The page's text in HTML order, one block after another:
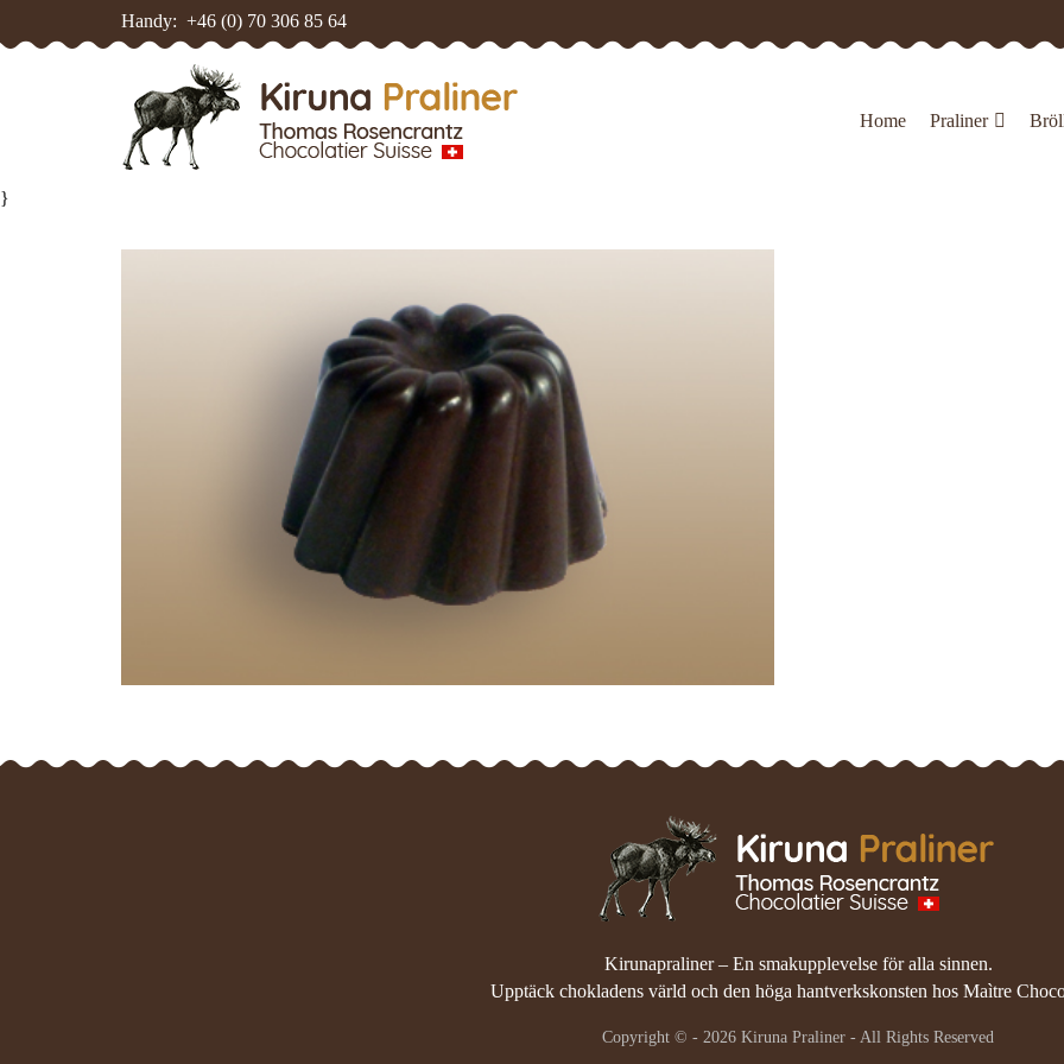
Handy: +46 (0) 70 306 85 64
Home Praliner
}
Kirunapraliner– En smakupplevelse för alla sinnen.
Upptäck chokladens värld och den höga hantverkskonsten hos Maìtre
Copyright © - 2026 Kiruna Praliner - All Rights Reserved